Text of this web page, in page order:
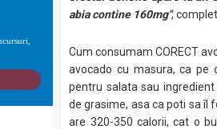
abia contine 160mg",
Cum consumam CORECT
avocado cu masura, ca pe
pentru salata sau
de grasime, asa ca poti sa îl
are 320-350 calorii, cat o